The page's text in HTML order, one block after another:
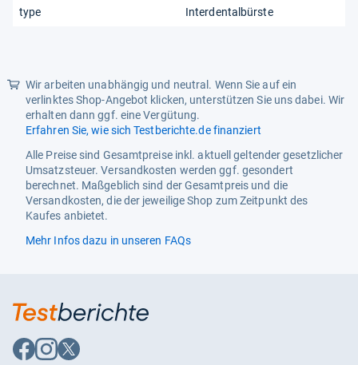
type Interdentalbürste
Wir arbeiten unabhängig und neutral. Wenn Sie auf ein
verlinktes Shop-Angebot klicken, unterstützen Sie uns dabei. Wir
erhalten dann ggf. eine Vergütung.
Erfahren Sie, wie sich Testberichte.de finanziert
Alle Preise sind Gesamtpreise inkl. aktuell geltender gesetzlicher
Umsatzsteuer. Versandkosten werden ggf. gesondert
berechnet. Maßgeblich sind der Gesamtpreis und die
Versandkosten, die der jeweilige Shop zum Zeitpunkt des
Kaufes anbietet.
Mehr Infos dazu in unseren FAQs
Auf
Facebook
Auf
Instagram
Auf
X